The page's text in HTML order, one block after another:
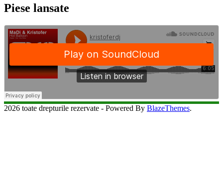
Piese lansate
2026 toate drepturile rezervate - Powered By BlazeThemes.